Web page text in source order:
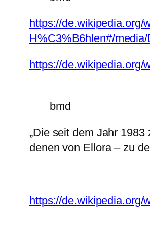
https://de.wikipedia.org/
H%C3%B6hlen#/
https://
bmd
„Die seit dem Jahr
denen von Ellora – zu
https://